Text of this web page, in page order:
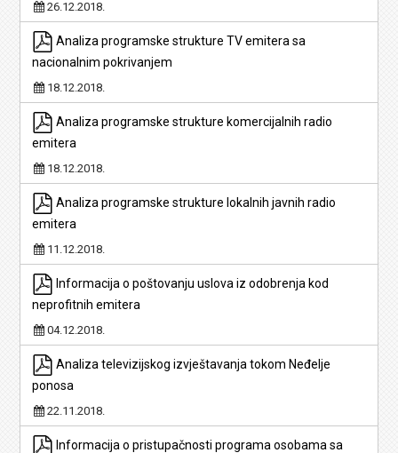
26.12.2018.
Analiza programske strukture TV emitera sa
nacionalnim pokrivanjem
18.12.2018.
Analiza programske strukture komercijalnih radio
emitera
18.12.2018.
Analiza programske strukture lokalnih javnih radio
emitera
11.12.2018.
Informacija o poštovanju uslova iz odobrenja kod
neprofitnih emitera
04.12.2018.
Analiza televizijskog izvještavanja tokom Neđelje
ponosa
22.11.2018.
Informacija o pristupačnosti programa osobama sa